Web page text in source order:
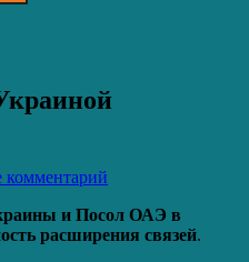
комментарий
и Посол ОАЭ в
расширения связей.